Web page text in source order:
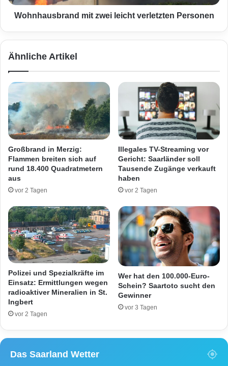
t
M
o
r
a
d
a
h
a
u
f
d
e
r
B
4
2
3
b
m
z
w
e
i
l
i
t
e
r
l
e
t
z
t
e
n
P
e
n
Wohnhausbrand mit zwei leicht verletzten Personen
Ähnliche Artikel
Großbrand in Merzig:
Flammen breiten sich auf
rund 18.400 Quadratmetern
aus
vor 2 Tagen
Illegales TV-Streaming vor
Gericht: Saarländer soll
Tausende Zugänge verkauft
haben
vor 2 Tagen
Polizei und Spezialkräfte im
Einsatz: Ermittlungen wegen
radioaktiver Mineralien in St.
Ingbert
vor 2 Tagen
Wer hat den 100.000-Euro-
Schein? Saartoto sucht den
Gewinner
vor 3 Tagen
Das Saarland Wetter